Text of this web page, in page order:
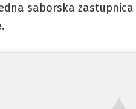
saborska zastupnica